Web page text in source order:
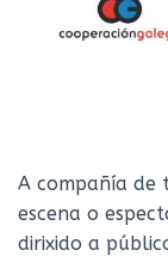
A compañía de
escena o
dirixido a